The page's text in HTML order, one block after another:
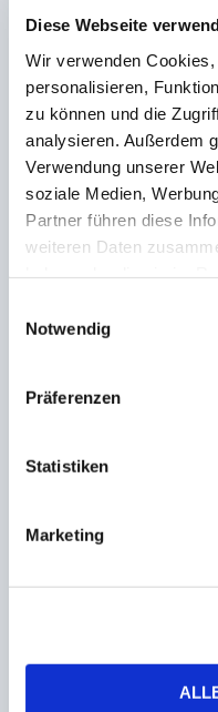
Diese Webseite
Wir verwenden
personalisieren,
zu können und die
analysieren. Außerdem
Verwendung unserer
soziale Medien,
Partner führen diese
weiteren Daten
Notwendig
Präferenzen
Statistiken
Marketing
Dr.Theiss Naturwaren
werden offizieller
Business/-Regio Partner
von SaarSport News
Champions-League
Tischtennis siegt
20. Februar 2023
4. Oktober 2022
10. Oktober 2022
23. Januar 2023